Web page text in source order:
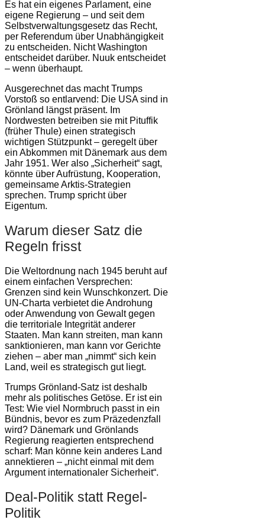
Es hat ein eigenes Parlament, eine
eigene Regierung – und seit dem
Selbstverwaltungsgesetz das Recht,
per Referendum über Unabhängigkeit
zu entscheiden. Nicht Washington
entscheidet darüber. Nuuk entscheidet
– wenn überhaupt.
Ausgerechnet das macht Trumps
Vorstoß so entlarvend: Die USA sind in
Grönland längst präsent. Im
Nordwesten betreiben sie mit Pituffik
(früher Thule) einen strategisch
wichtigen Stützpunkt – geregelt über
ein Abkommen mit Dänemark aus dem
Jahr 1951. Wer also „Sicherheit“ sagt,
könnte über Aufrüstung, Kooperation,
gemeinsame Arktis-Strategien
sprechen. Trump spricht über
Eigentum.
Warum dieser Satz die
Regeln frisst
Die Weltordnung nach 1945 beruht auf
einem einfachen Versprechen:
Grenzen sind kein Wunschkonzert. Die
UN-Charta verbietet die Androhung
oder Anwendung von Gewalt gegen
die territoriale Integrität anderer
Staaten. Man kann streiten, man kann
sanktionieren, man kann vor Gerichte
ziehen – aber man „nimmt“ sich kein
Land, weil es strategisch gut liegt.
Trumps Grönland-Satz ist deshalb
mehr als politisches Getöse. Er ist ein
Test: Wie viel Normbruch passt in ein
Bündnis, bevor es zum Präzedenzfall
wird? Dänemark und Grönlands
Regierung reagierten entsprechend
scharf: Man könne kein anderes Land
annektieren – „nicht einmal mit dem
Argument internationaler Sicherheit“.
Deal-Politik statt Regel-
Politik